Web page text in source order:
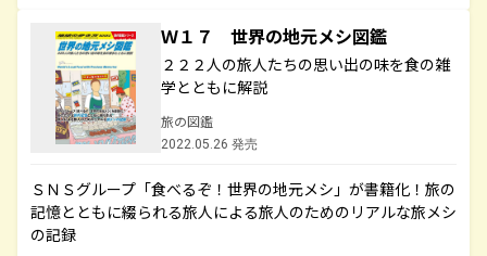
Ｗ１７ 世界の地元メシ図鑑
２２２人の旅人たちの思い出の味を食の雑
学とともに解説
旅の図鑑
2022.05.26 発売
ＳＮＳグループ「食べるぞ！世界の地元メシ」が書籍化！旅の
記憶とともに綴られる旅人による旅人のためのリアルな旅メシ
の記録